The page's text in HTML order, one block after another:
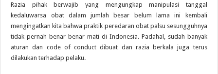
Razia pihak berwajib yang mengungkap manipulasi tanggal
kedaluwarsa obat dalam jumlah besar belum lama ini kembali
mengingatkan kita bahwa praktik peredaran obat palsu sesungguhnya
tidak pernah benar-benar mati di Indonesia. Padahal, sudah banyak
aturan dan code of conduct dibuat dan razia berkala juga terus
dilakukan terhadap pelaku.